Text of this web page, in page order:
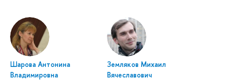
Шарова Антонина
Владимировна
Земляков Михаил
Вячеславович